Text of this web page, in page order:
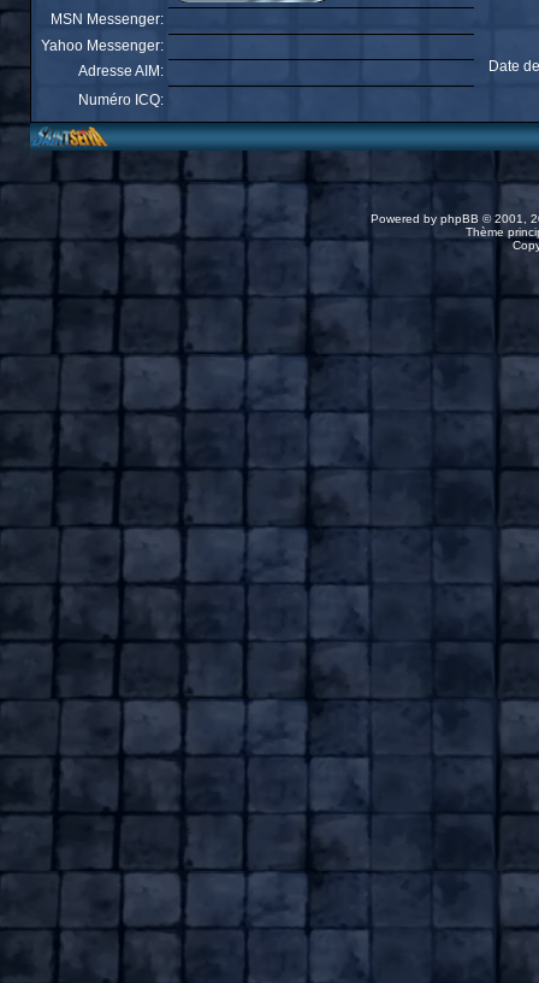
Date
MSN Messenger:
Yahoo Messenger:
Adresse AIM:
Numéro ICQ:
Powered by phpBB © 2001,
Thème